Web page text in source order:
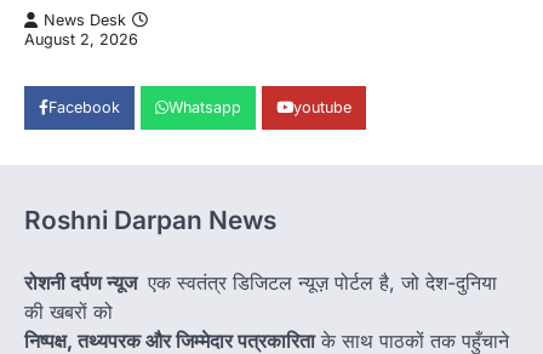
News Desk
August 2, 2026
Facebook Whatsapp youtube
Roshni Darpan News
रोशनी दर्पण न्यूज एक स्वतंत्र डिजिटल न्यूज़ पोर्टल है, जो देश-दुनिया
की खबरों को
निष्पक्ष, तथ्यपरक और जिम्मेदार पत्रकारिताके साथ पाठकों तक पहुँचाने